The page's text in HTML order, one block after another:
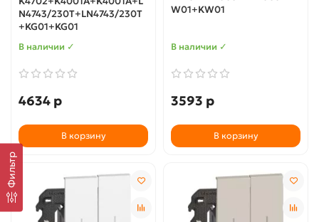
Фильтр
N4743/230T+LN4743/230T
+KG01+KG01
В наличии ✓
4634 р
В корзину
W01+KW01
В наличии ✓
3593 р
В корзину